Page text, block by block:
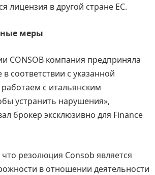
лицензия в другой стране ЕС.
меры
CONSOB компания предприняла
соответствии с указанной
с итальянским
устранить нарушения»,
брокер эксклюзивно для Finance
резолюция Consob является
в отношении деятельности